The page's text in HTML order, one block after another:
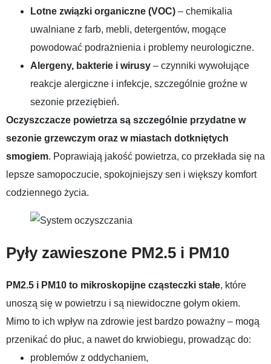
Lotne związki organiczne (VOC) – chemikalia
uwalniane z farb, mebli, detergentów, mogące
powodować podrażnienia i problemy neurologiczne.
Alergeny, bakterie i wirusy – czynniki wywołujące
reakcje alergiczne i infekcje, szczególnie groźne w
sezonie przeziębień.
Oczyszczacze powietrza są szczególnie przydatne w
sezonie grzewczym oraz w miastach dotkniętych
smogiem. Poprawiają jakość powietrza, co przekłada się na
lepsze samopoczucie, spokojniejszy sen i większy komfort
codziennego życia.
Pyły zawieszone PM2.5 i PM10
PM2.5 i PM10 to mikroskopijne cząsteczki stałe, które
unoszą się w powietrzu i są niewidoczne gołym okiem.
Mimo to ich wpływ na zdrowie jest bardzo poważny – mogą
przenikać do płuc, a nawet do krwiobiegu, prowadząc do:
problemów z oddychaniem,